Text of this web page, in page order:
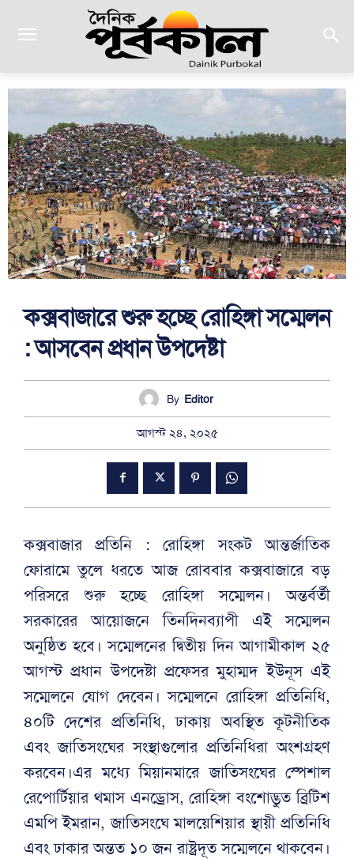
কক্সবাজারে শুরু হচ্ছে রোহিঙ্গা সম্মেলন
: আসবেন প্রধান উপদেষ্টা
By Editor
আগস্ট ২৪, ২০২৫
কক্সবাজার প্রতিনি : রোহিঙ্গা সংকট আন্তর্জাতিক
ফোরামে তুলে ধরতে আজ রোববার কক্সবাজারে বড়
পরিসরে শুরু হচ্ছে রোহিঙ্গা সম্মেলন। অন্তর্বর্তী
সরকারের আয়োজনে তিনদিনব্যাপী এই সম্মেলন
অনুষ্ঠিত হবে। সম্মেলনের দ্বিতীয় দিন আগামীকাল ২৫
আগস্ট প্রধান উপদেষ্টা প্রফেসর মুহাম্মদ ইউনূস এই
সম্মেলনে যোগ দেবেন। সম্মেলনে রোহিঙ্গা প্রতিনিধি,
৪০টি দেশের প্রতিনিধি, ঢাকায় অবস্থিত কূটনীতিক
এবং জাতিসংঘের সংস্থাগুলোর প্রতিনিধিরা অংশগ্রহণ
করবেন।এর মধ্যে মিয়ানমারে জাতিসংঘের স্পেশাল
রেপোর্টিয়ার থমাস এনড্রোস, রোহিঙ্গা বংশোদ্ভুত ব্রিটিশ
এমপি ইমরান, জাতিসংঘে মালয়েশিয়ার স্থায়ী প্রতিনিধি
এবং ঢাকার অন্তত ১০ জন রাষ্ট্রদূত সম্মেলনে থাকবেন।